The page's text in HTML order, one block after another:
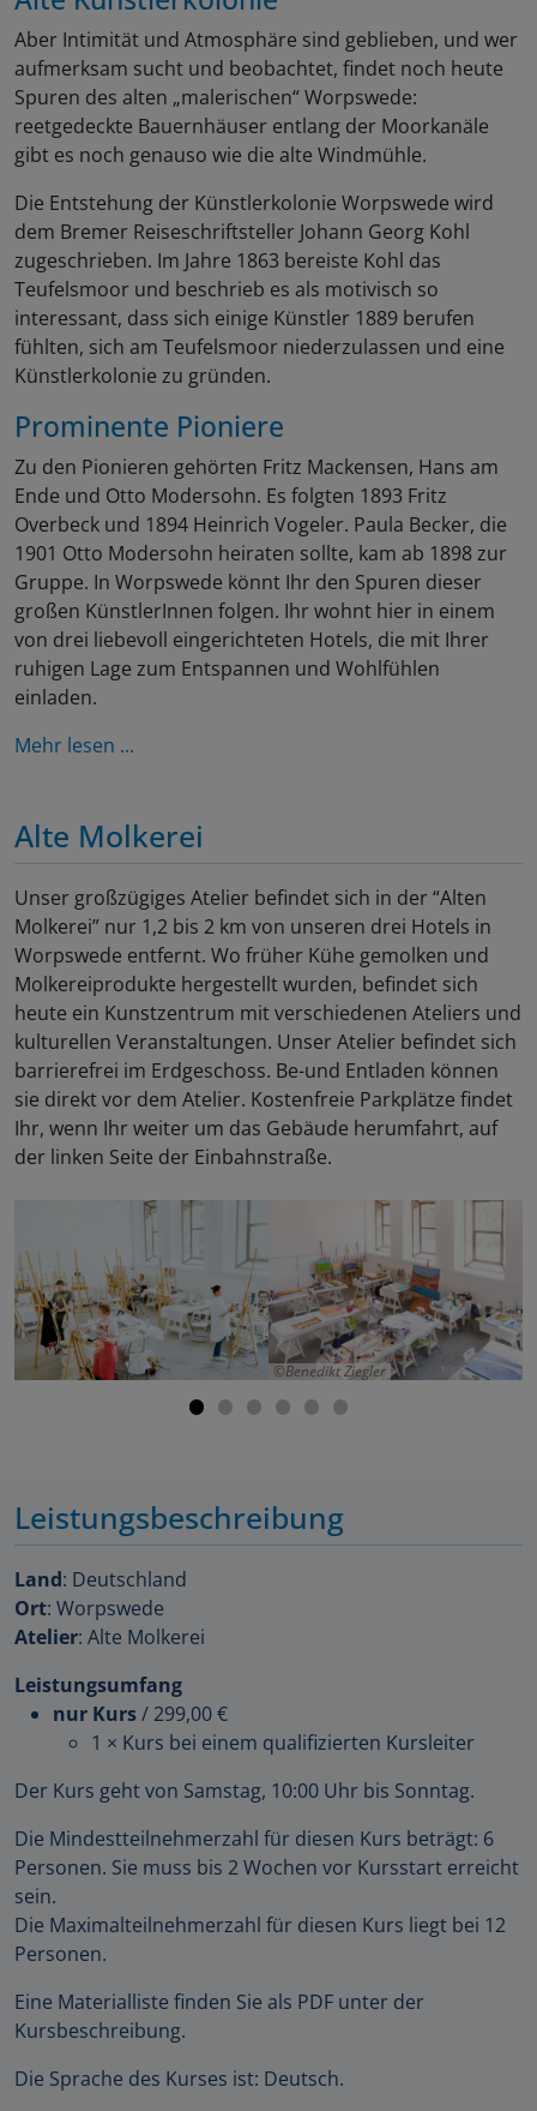
Aber Intimität und Atmosphäre sind geblieben, und wer
aufmerksam sucht und beobachtet, findet noch heute
Spuren des alten „malerischen“ Worpswede:
reetgedeckte Bauernhäuser entlang der Moorkanäle
gibt es noch genauso wie die alte Windmühle.
Die Entstehung der Künstlerkolonie Worpswede wird
dem Bremer Reiseschriftsteller Johann Georg Kohl
zugeschrieben. Im Jahre 1863 bereiste Kohl das
Teufelsmoor und beschrieb es als motivisch so
interessant, dass sich einige Künstler 1889 berufen
fühlten, sich am Teufelsmoor niederzulassen und eine
Künstlerkolonie zu gründen.
Prominente Pioniere
Zu den Pionieren gehörten Fritz Mackensen, Hans am
Ende und Otto Modersohn. Es folgten 1893 Fritz
Overbeck und 1894 Heinrich Vogeler. Paula Becker, die
1901 Otto Modersohn heiraten sollte, kam ab 1898 zur
Gruppe. In Worpswede könnt Ihr den Spuren dieser
großen KünstlerInnen folgen. Ihr wohnt hier in einem
von drei liebevoll eingerichteten Hotels, die mit Ihrer
ruhigen Lage zum Entspannen und Wohlfühlen
einladen.
Mehr lesen ...
Alte Molkerei
Unser großzügiges Atelier befindet sich in der “Alten
Molkerei” nur 1,2 bis 2 km von unseren drei Hotels in
Worpswede entfernt. Wo früher Kühe gemolken und
Molkereiprodukte hergestellt wurden, befindet sich
heute ein Kunstzentrum mit verschiedenen Ateliers und
kulturellen Veranstaltungen. Unser Atelier befindet sich
barrierefrei im Erdgeschoss. Be-und Entladen können
sie direkt vor dem Atelier. Kostenfreie Parkplätze findet
Ihr, wenn Ihr weiter um das Gebäude herumfahrt, auf
der linken Seite der Einbahnstraße.
Benedikt Ziegler
Leistungsbeschreibung
Land: Deutschland
Ort: Worpswede
Atelier: Alte Molkerei
Leistungsumfang
nur Kurs/ 299,00 €
1 × Kurs bei einem qualifizierten Kursleiter
Der Kurs geht von Samstag, 10:00 Uhr bis Sonntag.
Die Mindestteilnehmerzahl für diesen Kurs beträgt: 6
Personen. Sie muss bis 2 Wochen vor Kursstart erreicht
sein.
Die Maximalteilnehmerzahl für diesen Kurs liegt bei 12
Personen.
Eine Materialliste finden Sie als PDF unter der
Kursbeschreibung.
Die Sprache des Kurses ist: Deutsch.